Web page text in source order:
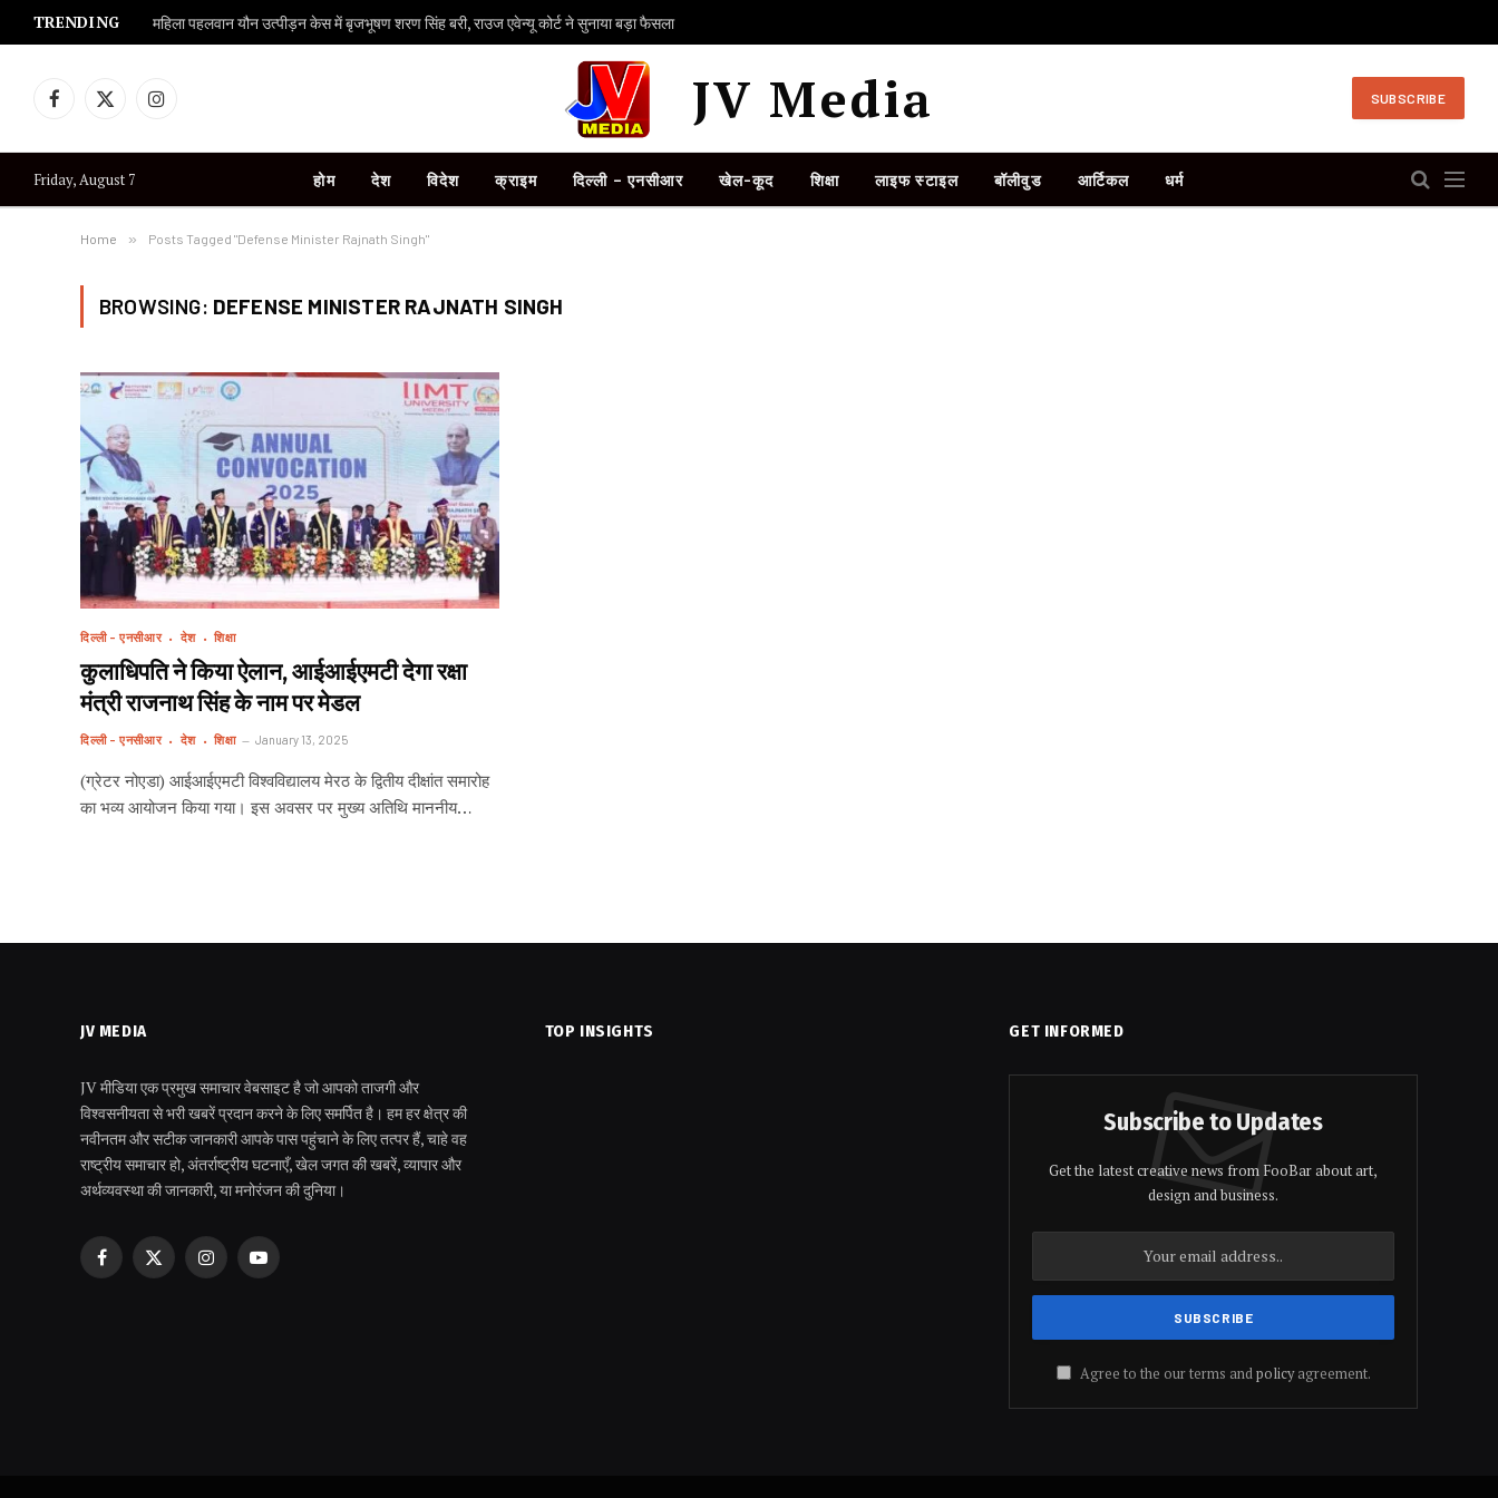
TRENDING महिला पहलवान यौन उत्पीड़न केस में बृजभूषण शरण सिंह बरी, राउज एवेन्यू कोर्ट ने सुनाया बड़ा फैसला
Facebook
X
Instagram JV Media SUBSCRIBE
Friday, August 7 होम देश विदेश क्राइम दिल्ली – एनसीआर खेल-कूद शिक्षा लाइफ स्टाइल बॉलीवुड आर्टिकल धर्म
Home » Posts Tagged "Defense Minister Rajnath Singh"
BROWSING: DEFENSE MINISTER RAJNATH SINGH
दिल्ली - एनसीआर देश शिक्षा
कुलाधिपति ने किया ऐलान, आईआईएमटी देगा रक्षा
मंत्री राजनाथ सिंह के नाम पर मेडल
दिल्ली - एनसीआर देश शिक्षा January 13, 2025
(ग्रेटर नोएडा) आईआईएमटी विश्वविद्यालय मेरठ के द्वितीय दीक्षांत समारोह
का भव्य आयोजन किया गया। इस अवसर पर मुख्य अतिथि माननीय…
JV MEDIA
JV मीडिया एक प्रमुख समाचार वेबसाइट है जो आपको ताजगी और
विश्वसनीयता से भरी खबरें प्रदान करने के लिए समर्पित है। हम हर क्षेत्र की
नवीनतम और सटीक जानकारी आपके पास पहुंचाने के लिए तत्पर हैं, चाहे वह
राष्ट्रीय समाचार हो, अंतर्राष्ट्रीय घटनाएँ, खेल जगत की खबरें, व्यापार और
अर्थव्यवस्था की जानकारी, या मनोरंजन की दुनिया।
Facebook
X
InstagramYouTube
TOP INSIGHTS GET INFORMED
Subscribe to Updates
Get the latest creative news from FooBar about art,
design and business.
Agree to the our terms andpolicyagreement.